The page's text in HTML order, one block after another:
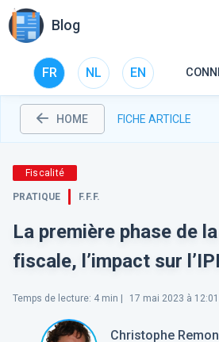
Blog
FR NL EN
HOME FICHE ARTICLE
Fiscalité
PRATIQUE F.F.F.
La première phase de
fiscale, l’impact sur
Temps de lecture: 4 min | 17 mai 2023 à 12:01
Christophe Remon